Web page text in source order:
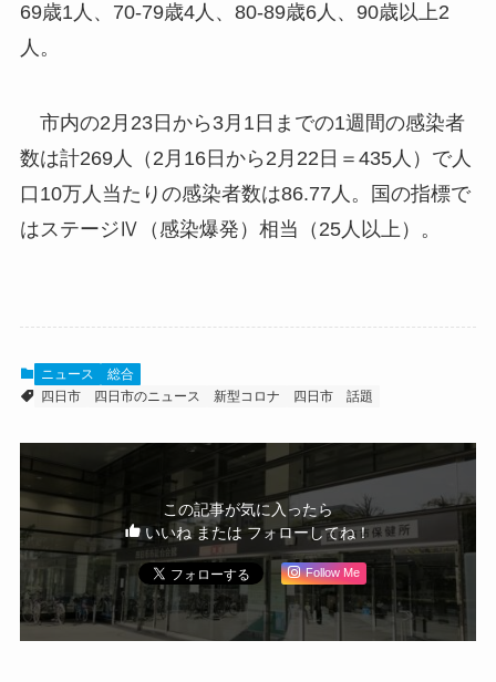
69歳1人、70-79歳4人、80-89歳6人、90歳以上2
人。
市内の2月23日から3月1日までの1週間の感染者
数は計269人（2月16日から2月22日＝435人）で人
口10万人当たりの感染者数は86.77人。国の指標で
はステージⅣ（感染爆発）相当（25人以上）。
ニュース
総合
四日市
四日市のニュース 新型コロナ 四日市 話題
この記事が気に入ったら
いいね または フォローしてね！
Follow Me